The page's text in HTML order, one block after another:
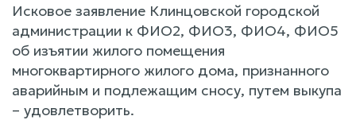
Исковое заявление Клинцовской городской
администрации к ФИО2, ФИО3, ФИО4, ФИО5
об изъятии жилого помещения
многоквартирного жилого дома, признанного
аварийным и подлежащим сносу, путем выкупа
– удовлетворить.